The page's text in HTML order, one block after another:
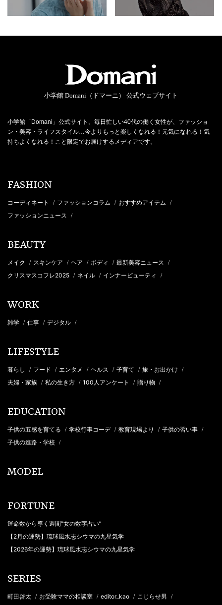
小学館 Domani（ドマーニ） 公式ウェブサイト
小学館「Domani」公式サイト。毎日忙しい40代の働く女性が、ファッショ
ン・美容・ライフスタイル…今よりもっと楽しくなれる！元気になれる！気
持ちよくなれる！こと限定でお届けするメディアです。
FASHION
コーディネート / ファッションコラム / おすすめアイテム /
ファッションニュース /
BEAUTY
メイク / スキンケア / ヘア / ボディ / 最新美容ニュース /
クリスマスコフレ2025 / ネイル / インナービューティ /
WORK
雑学 / 仕事 / デジタル /
LIFESTYLE
暮らし / フード / エンタメ / ヘルス / 子育て / 旅・お出かけ /
夫婦・家族 / 私の生き方 / 100人アンケート / 贈り物 /
EDUCATION
子供の五感を育てる / 学校行事コーデ / 教育現場より / 子供の習い事 /
子供の進路・学校 /
MODEL
FORTUNE
運命数から導く週間“女の数字占い”
【2月の運勢】琉球風水志シウマの九星気学
【2026年の運勢】琉球風水志シウマの九星気学
SERIES
町田啓太 / お受験ママの相談室 / editor_kao / こじらせ男 /